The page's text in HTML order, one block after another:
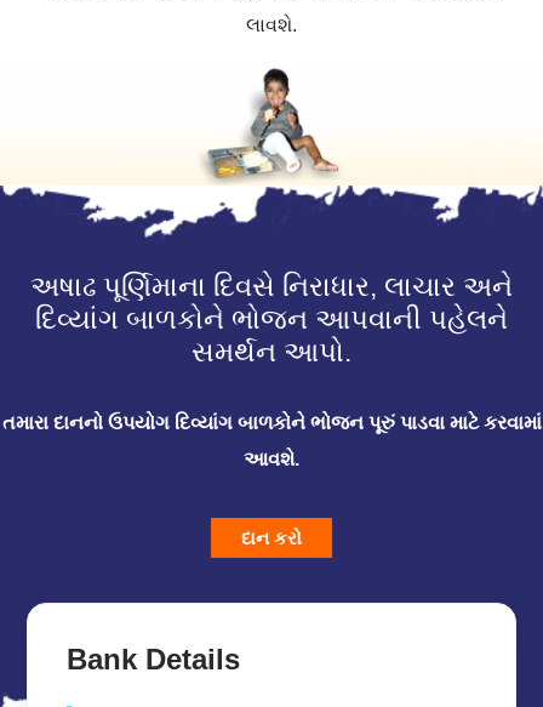
લાવશે.
અષાઢ પૂર્ણિમાના દિવસે નિરાધાર, લાચાર અને
દિવ્યાંગ બાળકોને ભોજન આપવાની પહેલને
સમર્થન આપો.
તમારા દાનનો ઉપયોગ દિવ્યાંગ બાળકોને ભોજન પૂરું પાડવા માટે કરવામાં
આવશે.
દાન કરો
Bank Details